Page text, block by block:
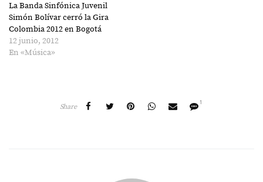
La Banda Sinfónica Juvenil
Simón Bolívar cerró la Gira
Colombia 2012 en Bogotá
12 junio, 2012
En «Música»
Share
1